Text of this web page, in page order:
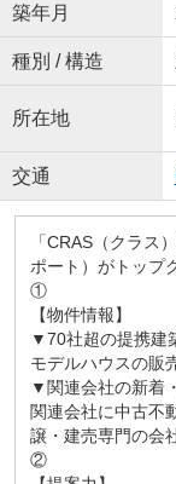
築年月
種別 / 構造
所在地
交通
「CRAS（クラス
ポート）がトップ
①
【物件情報】
▼70社超の提携建
モデルハウスの販
▼関連会社の新着
関連会社に中古不
譲・建売専門の会
②